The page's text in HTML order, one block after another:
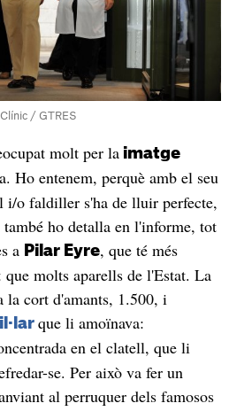
/ GTRES
molt per laimatge
Ho entenem, perquè amb el seu
i/o faldiller s'ha de lluir perfecte,
ho detalla en l'informe, tot
a Pilar Eyre, que té més
molts aparells de l'Estat. La
la cort d'amants, 1.500, i
que li amoïnava:
en el clatell, que li
se. Per això va fer un
al perruquer dels famosos